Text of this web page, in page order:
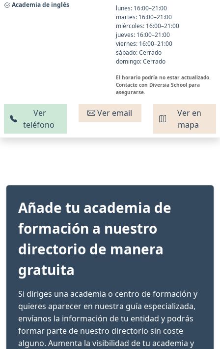
Academia de inglés
lunes: 16:00–21:00
martes: 16:00–21:00
miércoles: 16:00–21:00
jueves: 16:00–21:00
viernes: 16:00–21:00
sábado: Cerrado
domingo: Cerrado
El horario podría no estar actualizado.
Contacte con Diversia School para
asegurarse.
Ver
teléfono
Ver email
Ver en
mapa
Añade tu academia de
formación a nuestro
directorio de manera
gratuita
Si diriges una academia o centro de formación y
quieres aparecer en nuestra guía especializada,
envíanos la información de tu entidad y podrás
formar parte de nuestro directorio sin coste
alguno. Aumenta la visibilidad de tu academia y